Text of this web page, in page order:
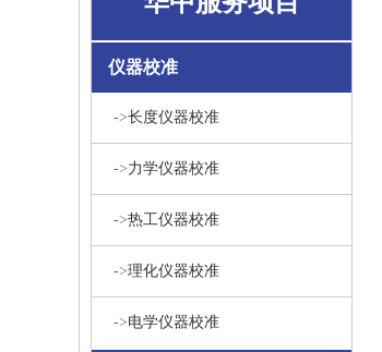
仪器校准
->长度仪器校准
->力学仪器校准
->热工仪器校准
->理化仪器校准
->电学仪器校准